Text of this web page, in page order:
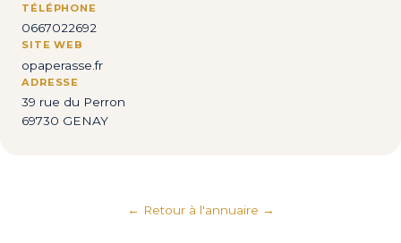
TÉLÉPHONE
0667022692
SITE WEB
opaperasse.fr
ADRESSE
39 rue du Perron
69730 GENAY
← Retour à l'annuaire